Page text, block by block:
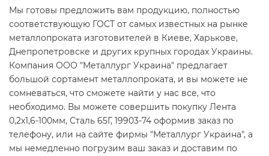
Мы готовы предложить вам продукцию, полностью
соответствующую ГОСТ от самых известных на рынке
металлопроката изготовителей в Киеве, Харькове,
Днепропетровске и других крупных городах Украины.
Компания ООО "Металлург Украина" предлагает
большой сортамент металлопроката, и вы можете не
сомневаться, что сможете найти у нас все, что
необходимо. Вы можете совершить покупку Лента
0,2х1,6-100мм, Сталь 65Г, 19903-74 оформив заказ по
телефону, или на сайте фирмы "Металлург Украина", а
мы немедленно погрузим ваш заказ и доставим по